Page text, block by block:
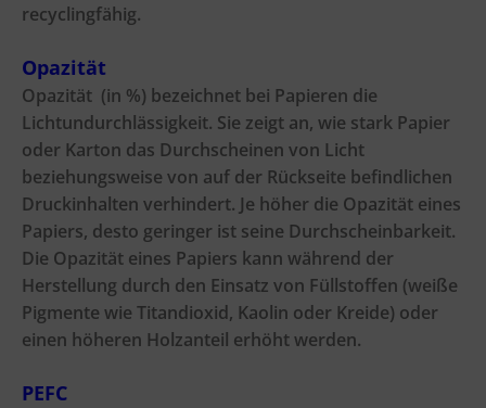
recyclingfähig.
Opazität
Opazität (in %) bezeichnet bei Papieren die
Lichtundurchlässigkeit. Sie zeigt an, wie stark Papier
oder Karton das Durchscheinen von Licht
beziehungsweise von auf der Rückseite befindlichen
Druckinhalten verhindert. Je höher die Opazität eines
Papiers, desto geringer ist seine Durchscheinbarkeit.
Die Opazität eines Papiers kann während der
Herstellung durch den Einsatz von Füllstoffen (weiße
Pigmente wie Titandioxid, Kaolin oder Kreide) oder
einen höheren Holzanteil erhöht werden.
PEFC